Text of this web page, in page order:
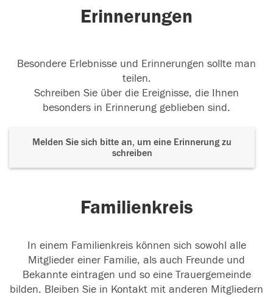
Erinnerungen
Besondere Erlebnisse und Erinnerungen sollte man
teilen.
Schreiben Sie über die Ereignisse, die Ihnen
besonders in Erinnerung geblieben sind.
Melden Sie sich bitte an, um eine Erinnerung zu
schreiben
Familienkreis
In einem Familienkreis können sich sowohl alle
Mitglieder einer Familie, als auch Freunde und
Bekannte eintragen und so eine Trauergemeinde
bilden. Bleiben Sie in Kontakt mit anderen Mitgliedern